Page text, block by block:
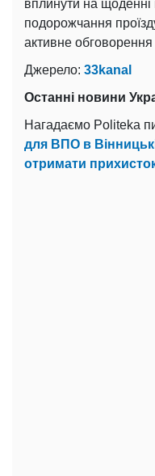
вплинути на щоденні
подорожчання
активне
Джерело: 33kanal
Останні новини
Нагадаємо Politeka
для ВПО в
отримати